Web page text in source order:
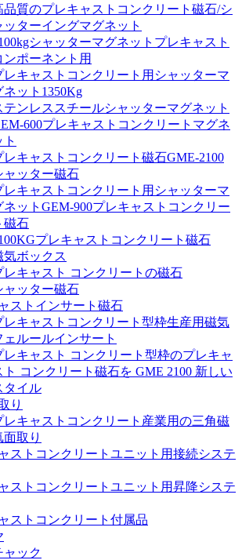
品質のプレキャストコンクリート磁石/シ
ッターイングマグネット
シャッターマグネットプレキャスト
ンポーネント用
レキャストコンクリート用シャッターマ
ネット1350Kg
テンレススチールシャッターマグネット
600プレキャストコンクリートマグネ
ト
レキャストコンクリート磁石GME-2100
ャッター磁石
レキャストコンクリート用シャッターマ
ネットGEM-900プレキャストコンクリー
磁石
プレキャストコンクリート磁石
気ボックス
レキャスト コンクリートの磁石
ャッター磁石
ストインサート磁石
レキャストコンクリート型枠生産用磁気
ェルールインサート
レキャスト コンクリート型枠のプレキャ
ト コンクリート磁石を GME 2100 新しい
タイル
り
レキャストコンクリート産業用の三角磁
面取り
ストコンクリートユニット用接続システ
ストコンクリートユニット用昇降システ
ストコンクリート付属品
ャック